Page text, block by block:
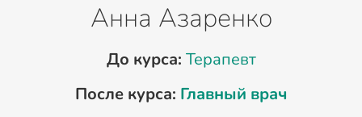
Анна Азаренко
До курса: Терапевт
После курса: Главный врач